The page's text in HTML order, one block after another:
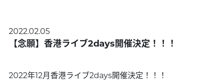
2022.02.05
【念願】香港ライブ2days開催決定！！！
2022年12月香港ライブ2days開催決定！！！